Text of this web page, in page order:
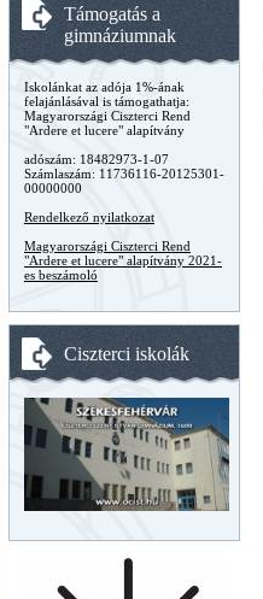
Támogatás a
gimnáziumnak
Iskolánkat az adója 1%-ának
felajánlásával is támogathatja:
Magyarországi Ciszterci Rend
"Ardere et lucere" alapítvány
adószám: 18482973-1-07
Számlaszám: 11736116-20125301-
00000000
Rendelkező nyilatkozat
Magyarországi Ciszterci Rend
"Ardere et lucere" alapítvány 2021-
es beszámoló
Ciszterci iskolák